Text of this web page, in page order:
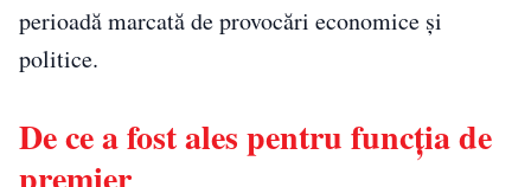
perioadă marcată de provocări economice și
politice.
De ce a fost ales pentru funcția de